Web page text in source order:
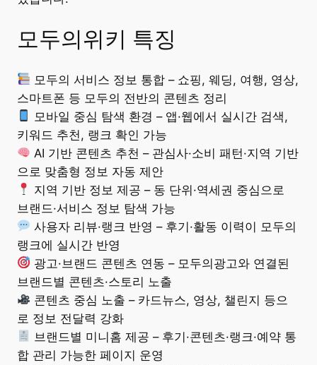
모두의위키 특징
모두의 서비스 정보 통합 – 쇼핑, 웨딩, 여행, 영상,
스마트폰 등 모두의 전반의 콘텐츠 정리
모바일 중심 탐색 환경 – 앱·웹에서 실시간 검색,
키워드 추천, 랭크 확인 가능
AI 기반 콘텐츠 추천 – 관심사·소비 패턴·지역 기반
으로 맞춤형 정보 자동 제안
지역 기반 정보 제공 – 동 단위·역세권 중심으로
브랜드·서비스 정보 탐색 가능
사용자 리뷰·랭크 반영 – 후기·활동 이력이 모두의
랭크에 실시간 반영
광고·브랜드 콘텐츠 연동 – 모두의광고와 연결된
브랜드별 콘텐츠·스토리 노출
콘텐츠 중심 노출 – 카드뉴스, 영상, 챌린지 등으
로 정보 전달력 강화
브랜드별 미니홈 제공 – 후기·콘텐츠·랭크·예약 통
합 관리 가능한 페이지 운영